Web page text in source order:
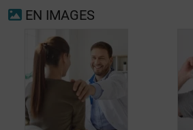
Insuffisance
pancréatique
exocrine
EN IMAGES